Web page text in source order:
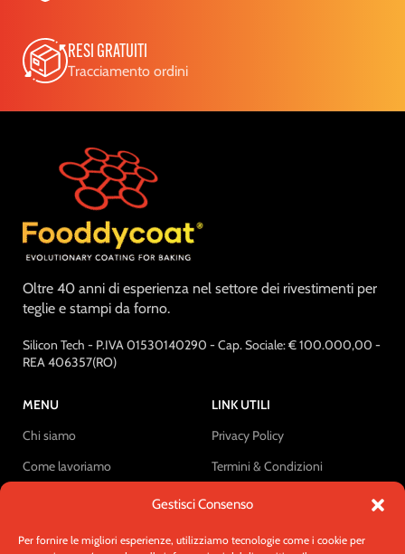
Gestisci Consenso
Per fornire le migliori esperienze, utilizziamo tecnologie come i cookie per
RESI GRATUITI
Tracciamento ordini
Oltre 40 anni di esperienza nel settore dei rivestimenti per
teglie e stampi da forno.
Silicon Tech - P.IVA 01530140290 - Cap. Sociale: € 100.000,00 -
REA 406357(RO)
MENU
Chi siamo
Come lavoriamo
LINK UTILI
Privacy Policy
Termini & Condizioni